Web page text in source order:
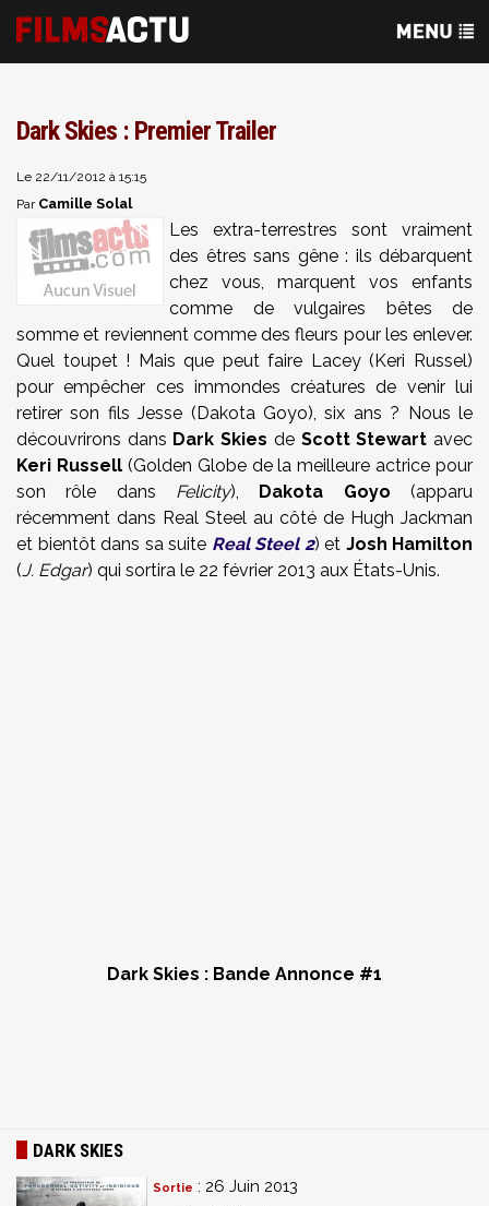
Dark Skies : Premier Trailer
Le 22/11/2012 à 15:15
Par Camille Solal
Les extra-terrestres sont vraiment
des êtres sans gêne : ils débarquent
chez vous, marquent vos enfants
comme de vulgaires bêtes de
somme et reviennent comme des fleurs pour les enlever.
Quel toupet ! Mais que peut faire Lacey (Keri Russel)
pour empêcher ces immondes créatures de venir lui
retirer son fils Jesse (Dakota Goyo), six ans ? Nous le
découvrirons dans Dark Skies de Scott Stewart avec
Keri Russell (Golden Globe de la meilleure actrice pour
son rôle dans Felicity), Dakota Goyo (apparu
récemment dans Real Steel au côté de Hugh Jackman
et bientôt dans sa suite Real Steel 2) et Josh Hamilton
(J. Edgar) qui sortira le 22 février 2013 aux États-Unis.
Dark Skies : Bande Annonce #1
DARK SKIES
Sortie : 26 Juin 2013